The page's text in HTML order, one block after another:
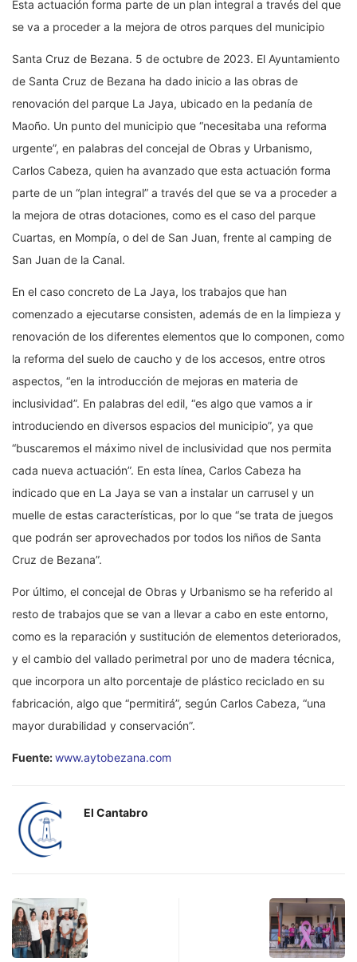
Esta actuación forma parte de un plan integral a través del que
se va a proceder a la mejora de otros parques del municipio
Santa Cruz de Bezana. 5 de octubre de 2023. El Ayuntamiento
de Santa Cruz de Bezana ha dado inicio a las obras de
renovación del parque La Jaya, ubicado en la pedanía de
Maoño. Un punto del municipio que “necesitaba una reforma
urgente”, en palabras del concejal de Obras y Urbanismo,
Carlos Cabeza, quien ha avanzado que esta actuación forma
parte de un “plan integral” a través del que se va a proceder a
la mejora de otras dotaciones, como es el caso del parque
Cuartas, en Mompía, o del de San Juan, frente al camping de
San Juan de la Canal.
En el caso concreto de La Jaya, los trabajos que han
comenzado a ejecutarse consisten, además de en la limpieza y
renovación de los diferentes elementos que lo componen, como
la reforma del suelo de caucho y de los accesos, entre otros
aspectos, “en la introducción de mejoras en materia de
inclusividad”. En palabras del edil, “es algo que vamos a ir
introduciendo en diversos espacios del municipio”, ya que
“buscaremos el máximo nivel de inclusividad que nos permita
cada nueva actuación”. En esta línea, Carlos Cabeza ha
indicado que en La Jaya se van a instalar un carrusel y un
muelle de estas características, por lo que “se trata de juegos
que podrán ser aprovechados por todos los niños de Santa
Cruz de Bezana”.
Por último, el concejal de Obras y Urbanismo se ha referido al
resto de trabajos que se van a llevar a cabo en este entorno,
como es la reparación y sustitución de elementos deteriorados,
y el cambio del vallado perimetral por uno de madera técnica,
que incorpora un alto porcentaje de plástico reciclado en su
fabricación, algo que “permitirá”, según Carlos Cabeza, “una
mayor durabilidad y conservación”.
Fuente:www.aytobezana.com
El Cantabro